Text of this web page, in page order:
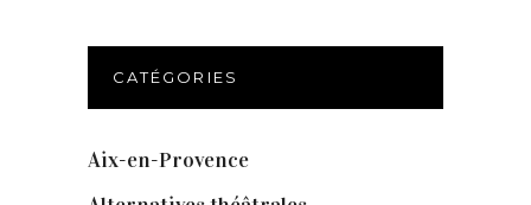
CATÉGORIES
Aix-en-Provence